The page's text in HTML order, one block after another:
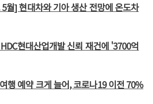
월] 현대차와 기아 생산 전망에 온도차
현대산업개발 신뢰 재건에 '3700억
행 예약 크게 늘어, 코로나19 이전 70%